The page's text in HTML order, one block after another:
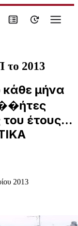
το 2013
μήνα
έτους...
2013